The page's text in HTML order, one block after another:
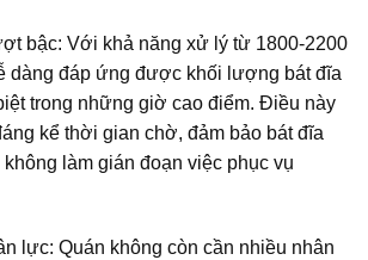
bậc: Với khả năng xử lý từ 1800-2200
dàng đáp ứng được khối lượng bát đĩa
trong những giờ cao điểm. Điều này
kể thời gian chờ, đảm bảo bát đĩa
không làm gián đoạn việc phục vụ
lực: Quán không còn cần nhiều nhân